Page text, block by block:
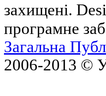
захищені.
програмне
Загальна
2006-2013 ©